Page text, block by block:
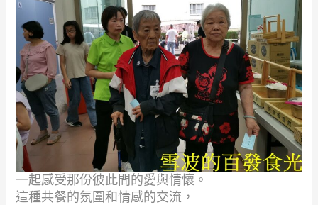
一起感受那份彼此間的愛與情懷。
這種共餐的氛圍和情感的交流，